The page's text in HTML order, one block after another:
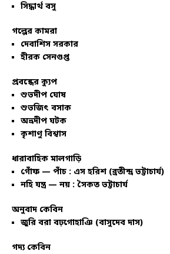
সিদ্ধার্থ বসু
গল্পের কামরা
দেবাশিস সরকার
হীরক সেনগুপ্ত
প্রবন্ধের ক্যুপ
শুভদীপ ঘোষ
শুভজিৎ বসাক
অভ্রদীপ ঘটক
কৃশাণু বিশ্বাস
ধারাবাহিক মালগাড়ি
গোঁফ — পাঁচ : এস হরিশ (ব্রতীন্দ্র ভট্টাচার্য)
নহি যন্ত্র — নয় : সৈকত ভট্টাচার্য
অনুবাদ কেবিন
জুরি বরা বঢ়গোহাঞি (বাসুদেব দাস)
গদ্য কেবিন